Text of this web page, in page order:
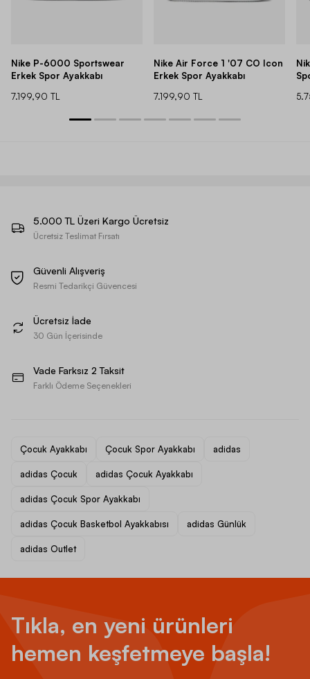
Nike P-6000 Sportswear
Erkek Spor Ayakkabı
7.199,90 TL
Nike Air Force 1 '07 CO Icon
Erkek Spor Ayakkabı
7.199,90 TL
5.000 TL Üzeri Kargo Ücretsiz
Ücretsiz Teslimat Fırsatı
Güvenli Alışveriş
Resmi Tedarikçi Güvencesi
Ücretsiz İade
30 Gün İçerisinde
Vade Farksız 2 Taksit
Farklı Ödeme Seçenekleri
Çocuk Ayakkabı Çocuk Spor Ayakkabı adidas
adidas Çocuk adidas Çocuk Ayakkabı
adidas Çocuk Spor Ayakkabı
adidas Çocuk Basketbol Ayakkabısı adidas Günlük
adidas Outlet
Tıkla, en yeni ürünleri
hemen keşfetmeye başla!